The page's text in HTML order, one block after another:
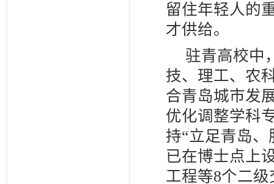
留住年轻人的
才供给。
驻青高校中
技、理工、农
合青岛城市发
优化调整学科
持“立足青岛
已在博士点上
工程等8个二